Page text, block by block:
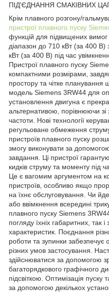
ПІД'ЄДНАННЯ СМАКІВНИХ
Крім плавного розгону/
пристрої плавного пуску
функцій для підвищених
діапазон до 710 кВт (за 400 В)
кВт (за 400 В) під час
Пристрої плавного пуску
компактними розмірами,
простору та чітке
модель Siemens 3RW44 для
установлення двигуна є
альтернативою, порівнюючи
частоти. Нові технології
регульоване обмеження
пристроїв плавного пуску
змогу виконувати за
завдання. Ці пристрої
кидків струму та моменту під
Це є вагомим аргументом на
пристроїв, особливо якщо
на їхнє обслуговування. Чи
або ввімкнення всередині
плавного пуску Siemens
погляду їхніх габаритних, так і
характеристик. Поєднання
роботи та зупинки
різних умов застосування.
здійснюватися за допомогою
багаторядкового графічного
підсвіткою. Оптимізація пуску
за допомогою декількох